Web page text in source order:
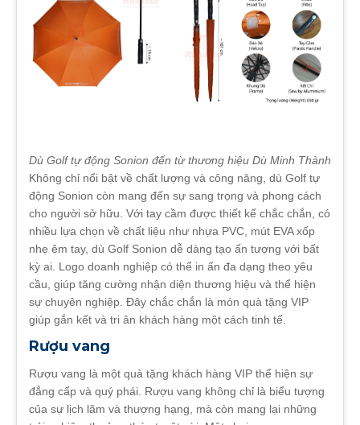
Dù Golf tự động Sonion đến từ thương hiệu Dù Minh Thành
Không chỉ nổi bật về chất lượng và công năng, dù Golf tự
động Sonion còn mang đến sự sang trọng và phong cách
cho người sở hữu. Với tay cầm được thiết kế chắc chắn, có
nhiều lựa chọn về chất liệu như nhựa PVC, mút EVA xốp
nhẹ êm tay, dù Golf Sonion dễ dàng tạo ấn tượng với bất
kỳ ai. Logo doanh nghiệp có thể in ấn đa dạng theo yêu
cầu, giúp tăng cường nhận diện thương hiệu và thể hiện
sự chuyên nghiệp. Đây chắc chắn là món quà tặng VIP
giúp gắn kết và tri ân khách hàng một cách tinh tế.
Rượu vang
Rượu vang là một quà tặng khách hàng VIP thể hiện sự
đẳng cấp và quý phái. Rượu vang không chỉ là biểu tượng
của sự lịch lãm và thượng hạng, mà còn mang lại những